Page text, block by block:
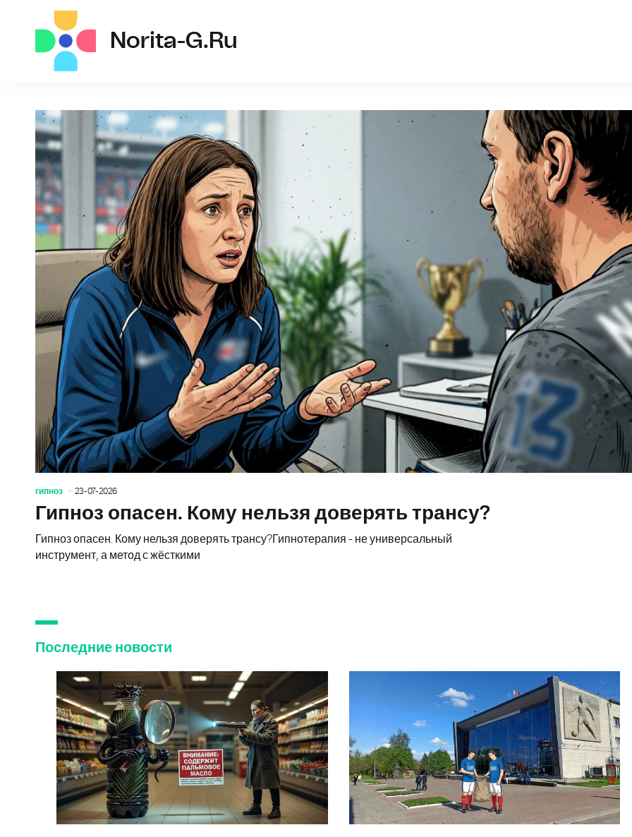
Norita-G.ru
гипноз 23-07-2026
Гипноз опасен. Кому нельзя доверять трансу?
Гипноз опасен. Кому нельзя доверять трансу?Гипнотерапия - не универсальный
инструмент, а метод с жёсткими
Последние новости